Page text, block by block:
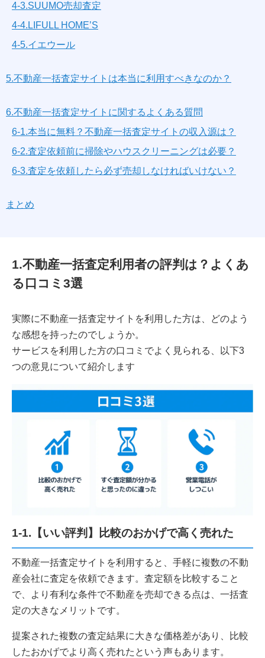
4-3.SUUMO売却査定
4-4.LIFULL HOME’S
4-5.イエウール
5.不動産一括査定サイトは本当に利用すべきなのか？
6.不動産一括査定サイトに関するよくある質問
6-1.本当に無料？不動産一括査定サイトの収入源は？
6-2.査定依頼前に掃除やハウスクリーニングは必要？
6-3.査定を依頼したら必ず売却しなければいけない？
まとめ
1.不動産一括査定利用者の評判は？よくあ
る口コミ3選
実際に不動産一括査定サイトを利用した方は、どのよう
な感想を持ったのでしょうか。
サービスを利用した方の口コミでよく見られる、以下3
つの意見について紹介します
1-1.【いい評判】比較のおかげで高く売れた
不動産一括査定サイトを利用すると、手軽に複数の不動
産会社に査定を依頼できます。査定額を比較すること
で、より有利な条件で不動産を売却できる点は、一括査
定の大きなメリットです。
提案された複数の査定結果に大きな価格差があり、比較
したおかげでより高く売れたという声もあります。